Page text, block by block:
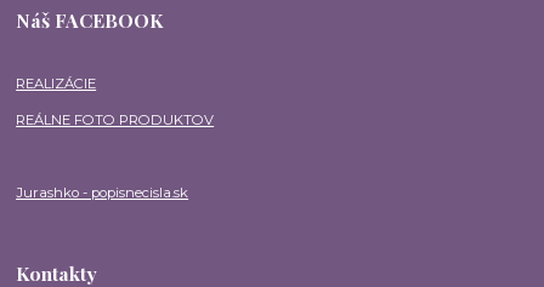
Náš FACEBOOK
REALIZÁCIE
REÁLNE FOTO PRODUKTOV
Jurashko - popisnecisla.sk
Kontakty